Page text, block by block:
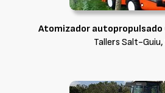
Atomizador autopropulsado
Tallers Salt-Guiu,